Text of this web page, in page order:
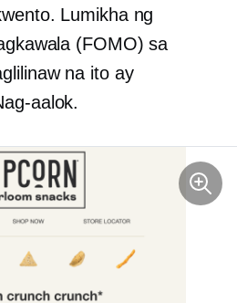
Lumikha ng
(FOMO) sa
na ito ay
aalok.